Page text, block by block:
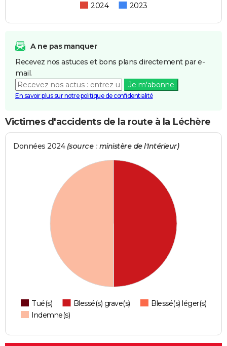
2024 2023
A ne pas manquer
Recevez nos astuces et bons plans directement par e-
mail.
Je m'abonne
En savoir plus sur notre politique de confidentialité
Victimes d'accidents de la route à la Léchère
Données 2024 (source : ministère de l'Intérieur)
Tué(s) Blessé(s) grave(s)
Blessé(s) léger(s)
Indemne(s)